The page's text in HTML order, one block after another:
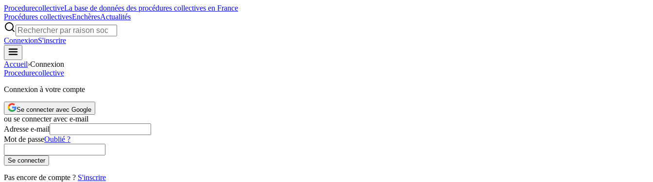
ProcedurecollectiveLa base de données des procédures collectives en France
Procédures collectivesEnchèresActualités
ConnexionS'inscrire
Accueil›Connexion
Procedurecollective
Connexion à votre compte
Se connecter avec Google
ou se connecter avec e-mail
Adresse e-mail
Mot de passeOublié ?
Se connecter
Pas encore de compte ? S'inscrire